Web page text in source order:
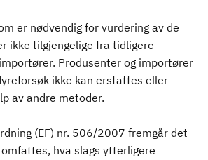
er nødvendig for vurdering av de
ikke tilgjengelige fra tidligere
Produsenter og importører
ikke kan erstattes eller
av andre metoder.
(EF) nr. 506/2007 fremgår det
hva slags ytterligere